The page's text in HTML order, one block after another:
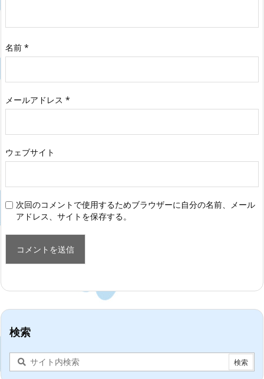
名前 *
メールアドレス *
ウェブサイト
次回のコメントで使用するためブラウザーに自分の名前、メール
アドレス、サイトを保存する。
検索